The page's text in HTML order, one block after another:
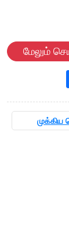
மேலும்
முக்கிய